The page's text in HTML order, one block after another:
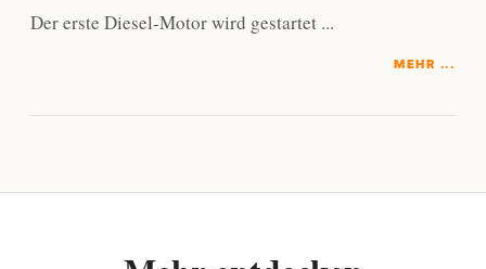
Der erste Diesel-Motor wird gestartet ...
MEHR ...